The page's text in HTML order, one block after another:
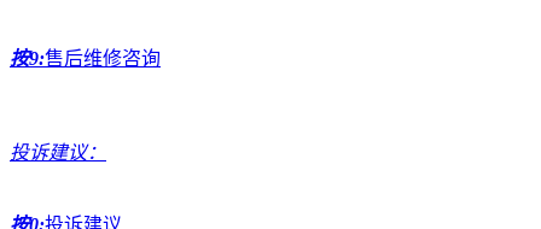
按9:售后维修咨询
投诉建议：